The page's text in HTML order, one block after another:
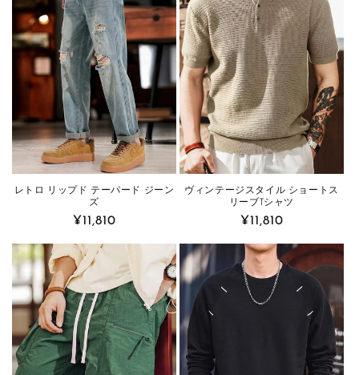
レトロ リップド テーパード ジーン
ズ
Regular
¥11,810
ヴィンテージスタイル ショートス
リーブTシャツ
Regular
¥11,810